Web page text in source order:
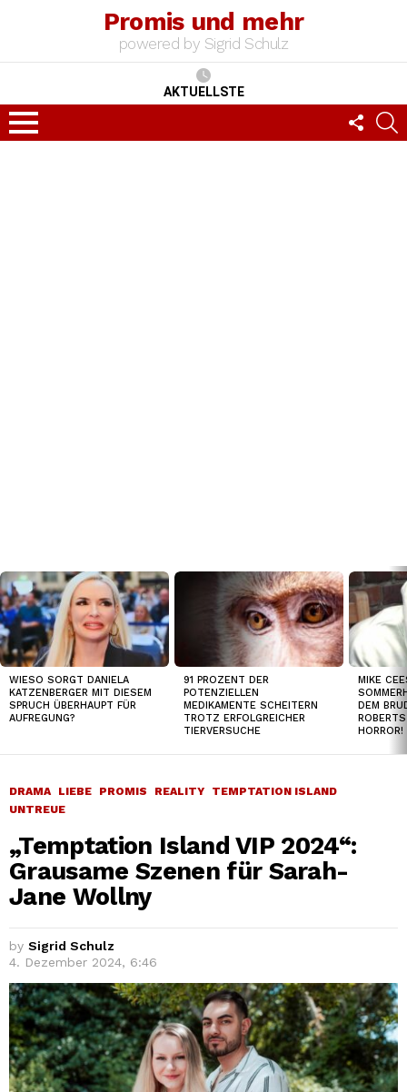
Promis und mehr
powered by Sigrid Schulz
AKTUELLSTE
Menu
US
TOP
NEWS
WIESO SORGT DANIELA
KATZENBERGER MIT DIESEM
SPRUCH ÜBERHAUPT FÜR
AUFREGUNG?
91 PROZENT DER
POTENZIELLEN
MEDIKAMENTE SCHEITERN
TROTZ ERFOLGREICHER
TIERVERSUCHE
MIKE
DEM
HORROR!
DRAMA LIEBE PROMIS REALITY
TEMPTATION ISLAND
UNTREUE
„Temptation Island VIP 2024“:
Grausame Szenen für Sarah-
Jane Wollny
by Sigrid Schulz
4. Dezember 2024, 6:46